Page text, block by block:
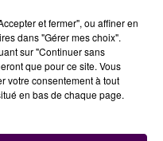
et fermer", ou affiner en
dans "Gérer mes choix".
sur "Continuer sans
que pour ce site. Vous
votre consentement à tout
en bas de chaque page.